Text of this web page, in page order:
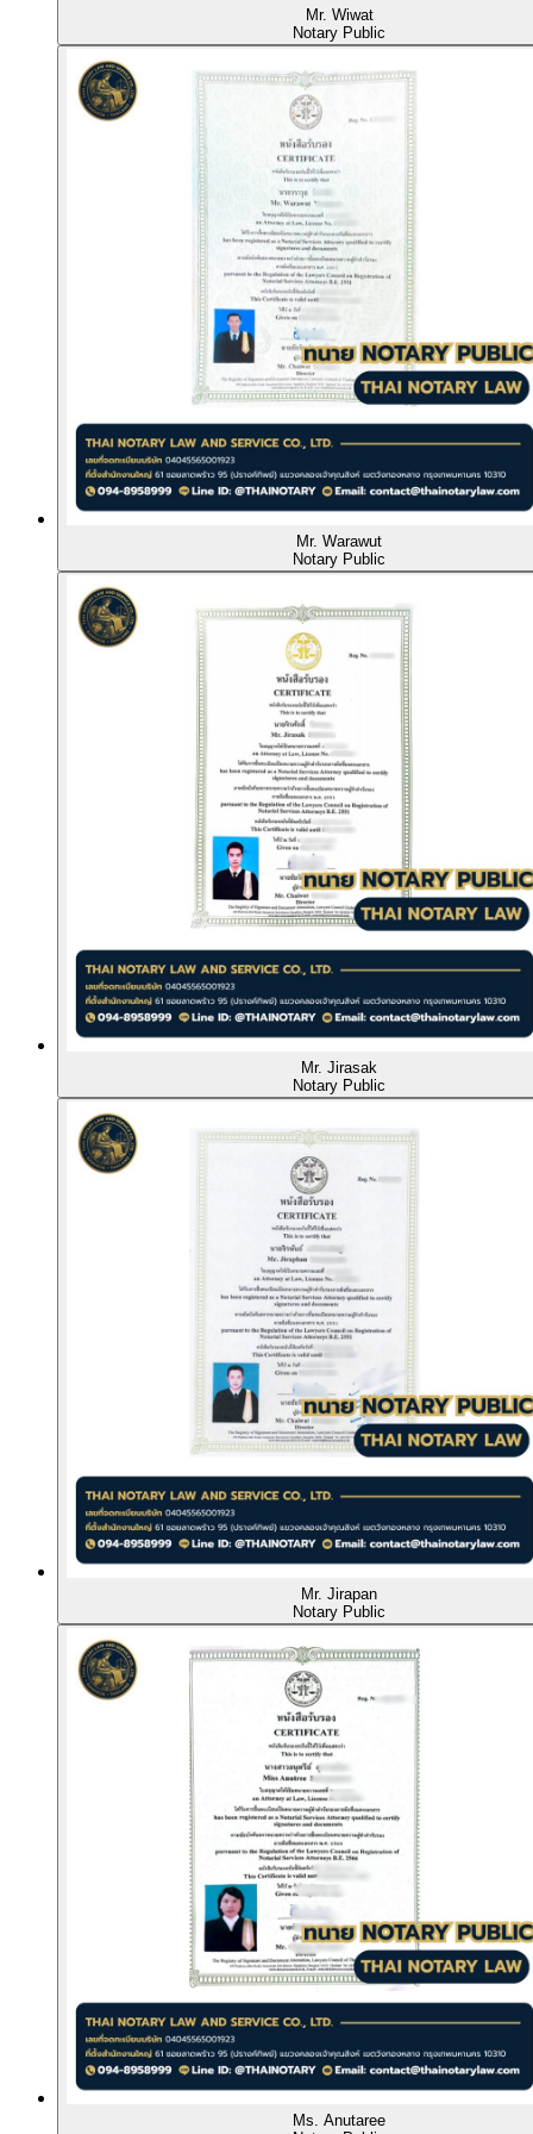
Mr. Wiwat
Notary Public
Mr. Warawut
Notary Public
Mr. Jirasak
Notary Public
Mr. Jirapan
Notary Public
Ms. Anutaree